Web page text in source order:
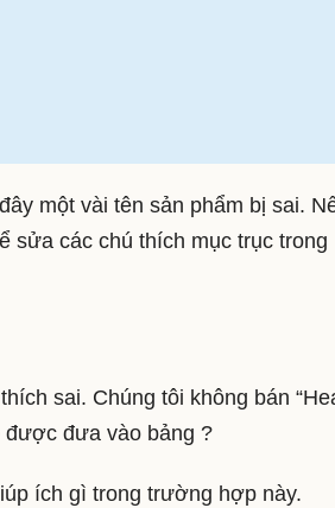
một vài tên sản phẩm bị sai.
sửa các chú thích mục trục trong
sai. Chúng tôi không bán
được đưa vào bảng ?
ích gì trong trường hợp này.